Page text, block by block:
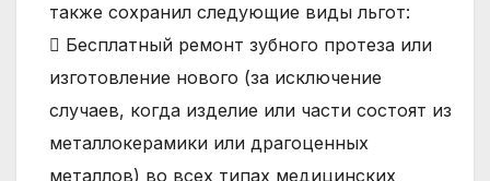
также сохранил следующие виды льгот:
 Бесплатный ремонт зубного протеза или
изготовление нового (за исключение
случаев, когда изделие или части состоят из
металлокерамики или драгоценных
металлов) во всех типах медицинских